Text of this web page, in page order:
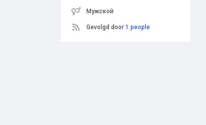
Мужской
Gevolgd door 1 people